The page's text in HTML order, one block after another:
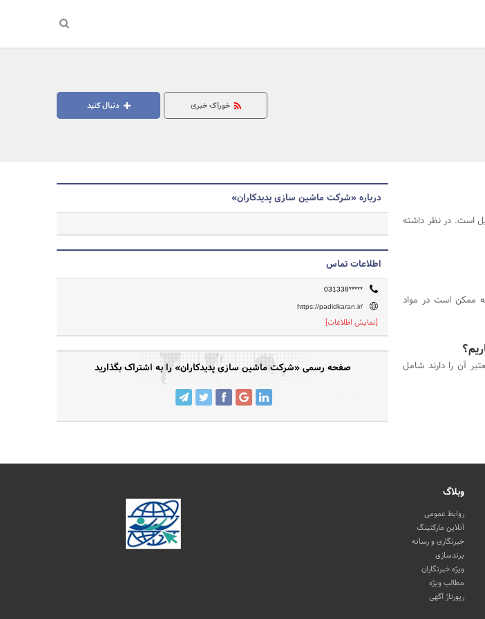
جستجو
دنبال کنید خوراک خبری
است. در نظر داشته
که ممکن است در مواد
آن را دارند شامل
درباره «شرکت ماشین سازی پدیدکاران»
اطلاعات تماس
031338*****
https://padidkaran.ir/
[نمایش اطلاعات]
صفحه رسمی «شرکت ماشین سازی پدیدکاران» را به اشتراک بگذارید
وبلاگ
روابط عمومی
آنلاین مارکتینگ
خبرنگاری و رسانه
برندسازی
ویژه خبرنگاران
مطالب ویژه
رپورتاژ آگهی